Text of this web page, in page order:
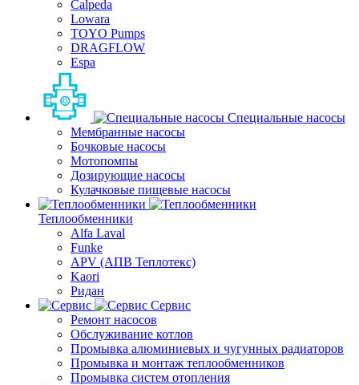
Calpeda
Lowara
TOYO Pumps
DRAGFLOW
Espa
Специальные насосы
Мембранные насосы
Бочковые насосы
Мотопомпы
Дозирующие насосы
Кулачковые пищевые насосы
Теплообменники
Alfa Laval
Funke
APV (АПВ Теплотекс)
Kaori
Ридан
Сервис
Ремонт насосов
Обслуживание котлов
Промывка алюминиевых и чугунных радиаторов
Промывка и монтаж теплообменников
Промывка систем отопления